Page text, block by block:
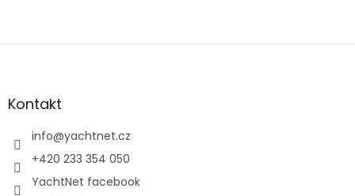
Z
aKontakt
info@yachtnet.cz
+420 233 354 050
YachtNet facebook